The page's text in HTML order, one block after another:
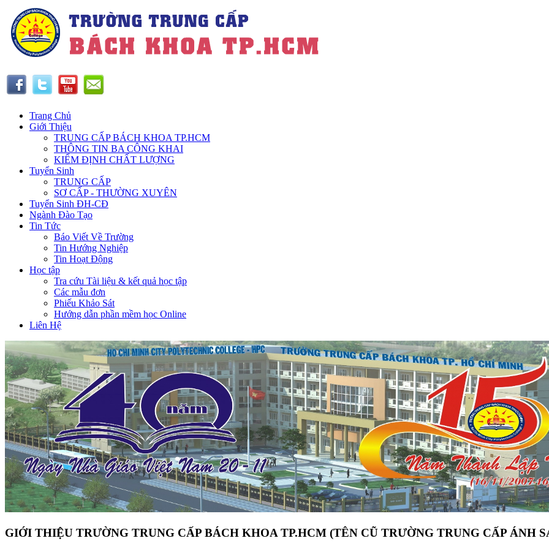
Trang Chủ
Giới Thiệu
TRUNG CẤP BÁCH KHOA TP.HCM
THÔNG TIN BA CÔNG KHAI
KIỂM ĐỊNH CHẤT LƯỢNG
Tuyển Sinh
TRUNG CẤP
SƠ CẤP - THƯỜNG XUYÊN
Tuyển Sinh ĐH-CĐ
Ngành Đào Tạo
Tin Tức
Báo Viết Về Trường
Tin Hướng Nghiệp
Tin Hoạt Động
Học tập
Tra cứu Tài liệu & kết quả học tập
Các mẫu đơn
Phiếu Khảo Sát
Hướng dẫn phần mềm học Online
Liên Hệ
GIỚI THIỆU TRƯỜNG TRUNG CẤP BÁCH KHOA TP.HCM (TÊN CŨ TRƯỜNG TRUNG CẤP ÁNH